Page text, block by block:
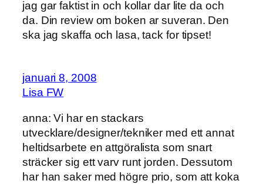
jag gar faktist in och kollar dar lite da och
da. Din review om boken ar suveran. Den
ska jag skaffa och lasa, tack for tipset!
januari 8, 2008
Lisa FW
anna: Vi har en stackars
utvecklare/designer/tekniker med ett annat
heltidsarbete en attgöralista som snart
sträcker sig ett varv runt jorden. Dessutom
har han saker med högre prio, som att koka